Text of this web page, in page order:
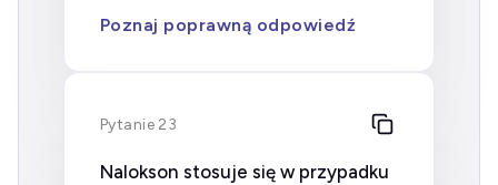
Poznaj poprawną odpowiedź
Pytanie 23
Nalokson stosuje się w przypadku